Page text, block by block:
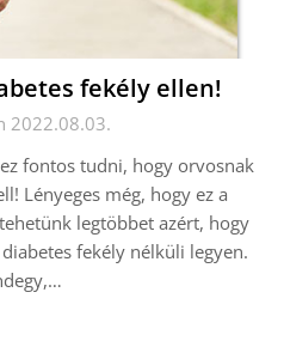
fekély ellen!
2022.08.03.
fontos tudni, hogy orvosnak
Lényeges még, hogy ez a
legtöbbet azért, hogy
fekély nélküli legyen.